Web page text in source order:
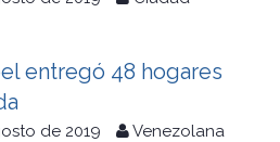
entregó 48 hogares
de 2019
Venezolana